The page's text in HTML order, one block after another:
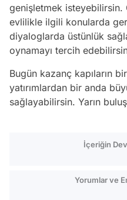
genişletmek isteyebilirsin.
evlilikle ilgili konularda
diyaloglarda üstünlük
oynamayı tercih
Bugün kazanç kapıların
yatırımlardan bir anda
sağlayabilirsin. Yarın
İçeriğin
Yorumlar ve